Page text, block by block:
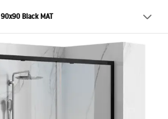
Dušo kabina Rea Solar 90x90 Black MAT